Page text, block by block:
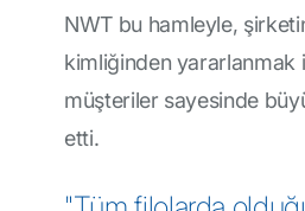
NWT bu hamleyle,
kimliğinden yararlanmak
müşteriler sayesinde
etti.